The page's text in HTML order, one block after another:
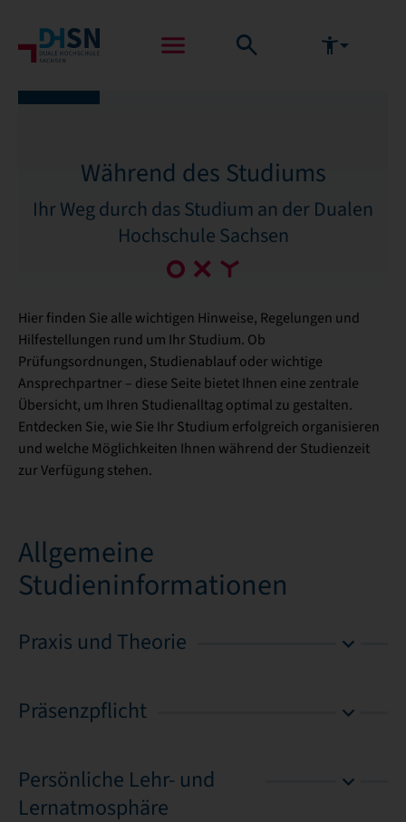
Während des Studiums
Ihr Weg durch das Studium an der Dualen
Hochschule Sachsen
Hier finden Sie alle wichtigen Hinweise, Regelungen und
Hilfestellungen rund um Ihr Studium. Ob
Prüfungsordnungen, Studienablauf oder wichtige
Ansprechpartner – diese Seite bietet Ihnen eine zentrale
Übersicht, um Ihren Studienalltag optimal zu gestalten.
Entdecken Sie, wie Sie Ihr Studium erfolgreich organisieren
und welche Möglichkeiten Ihnen während der Studienzeit
zur Verfügung stehen.
Allgemeine
Studieninformationen
Praxis und Theorie
Präsenzpflicht
Persönliche Lehr- und
Lernatmosphäre